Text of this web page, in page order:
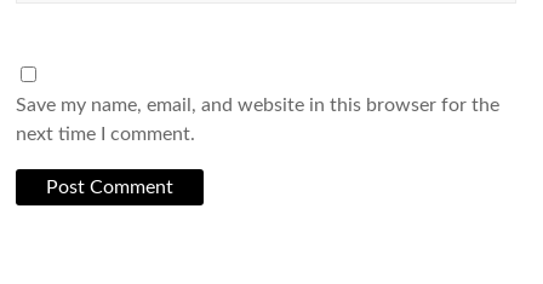
Save my name, email, and website in this browser for the
next time I comment.